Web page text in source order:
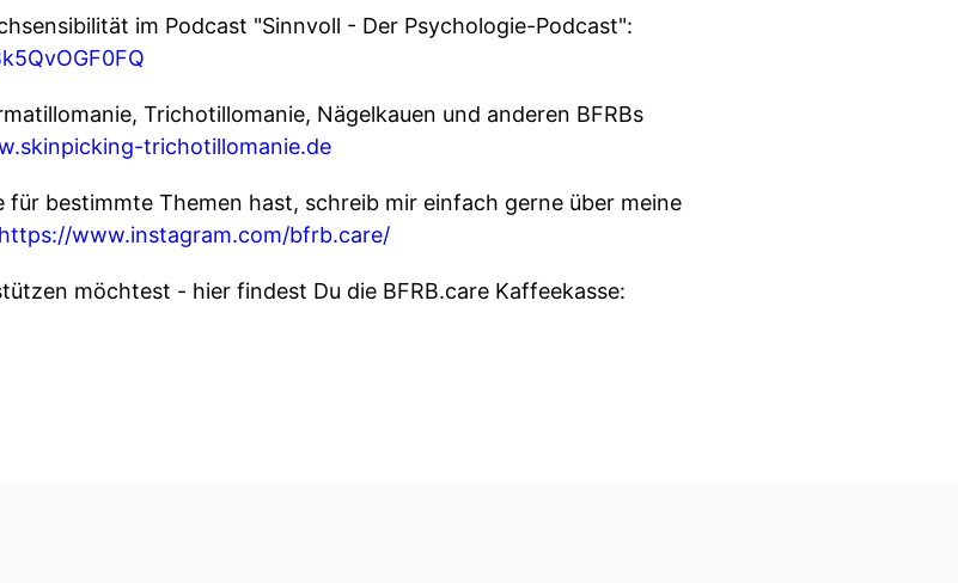
im Podcast "Sinnvoll - Der Psychologie-Podcast":
Trichotillomanie, Nägelkauen und anderen BFRBs
trichotillomanie.de
für bestimmte Themen hast, schreib mir einfach gerne über meine
https://www.instagram.com/bfrb.care/
möchtest - hier findest Du die BFRB.care Kaffeekasse: